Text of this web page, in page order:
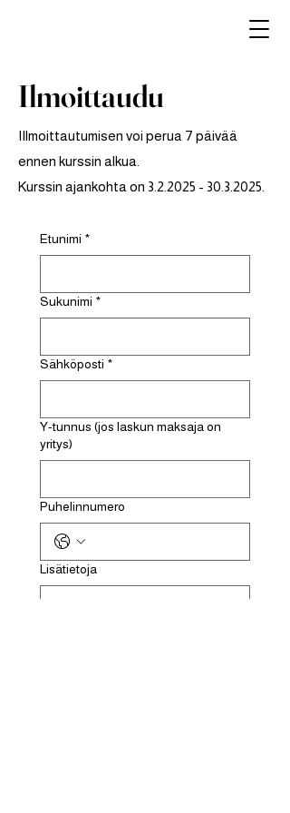
Ilmoittaudu
IIlmoittautumisen voi perua 7 päivää
ennen kurssin alkua.
Kurssin ajankohta on 3.2.2025 - 30.3.2025
Etunimi *
Sukunimi *
Sähköposti *
Y-tunnus (jos laskun maksaja on
yritys)
Puhelinnumero
Lisätietoja